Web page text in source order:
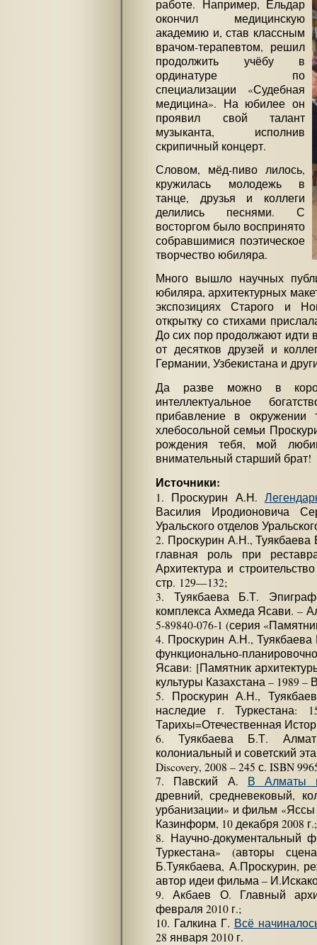
работе. Например, Ельдар
окончил медицинскую
академию и, став классным
врачом-терапевтом, решил
продолжить учёбу в
ординатуре по
специализации «Судебная
медицина». На юбилее он
проявил свой талант
музыканта, исполнив
скрипичный концерт.
Словом, мёд-пиво лилось,
кружилась молодежь в
танце, друзья и коллеги
делились песнями. С
восторгом было воспринято
собравшимися поэтическое
творчество юбиляра.
Много вышло научных
юбиляра, архитектурных
экспозициях Старого и
открытку со стихами
До сих пор продолжают идти
от десятков друзей и
Германии, Узбекистана и
Да разве можно в
интеллектуальное
прибавление в окружении
хлебосольной семьи
рождения тебя, мой
внимательный старший брат!
Источники:
1. Проскурин А.Н.
Василия Иродионовича
Уральского отделов
2. Проскурин А.Н.,
главная роль при
Архитектура и
стр. 129—132;
3. Туякбаева Б.Т.
комплекса Ахмеда Ясави. –
5-89840-076-1 (серия
4. Проскурин А.Н.,
функционально-
Ясави: [Памятник
культуры Казахстана – 1989 –
5. Проскурин А.Н.,
наследие г. Туркестана:
Тарихы=Отечественная
6. Туякбаева Б.Т.
колониальный и советский
Discovery, 2008 – 245 с. ISBN
7. Павский А. В Алматы
древний, средневековый,
урбанизации» и фильм «Яссы
Казинформ, 10 декабря 2008 г.;
8. Научно-документальный
Туркестана» (авторы
Б.Туякбаева, А.Проскурин,
автор идеи фильма –
9. Акбаев О. Главный
февраля 2010 г.;
10. Галкина Г. Всё
28 января 2010 г.